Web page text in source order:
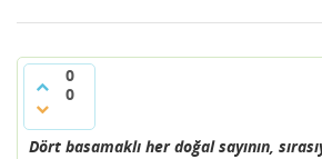
0
0
Dört basamaklı her doğal sayının,